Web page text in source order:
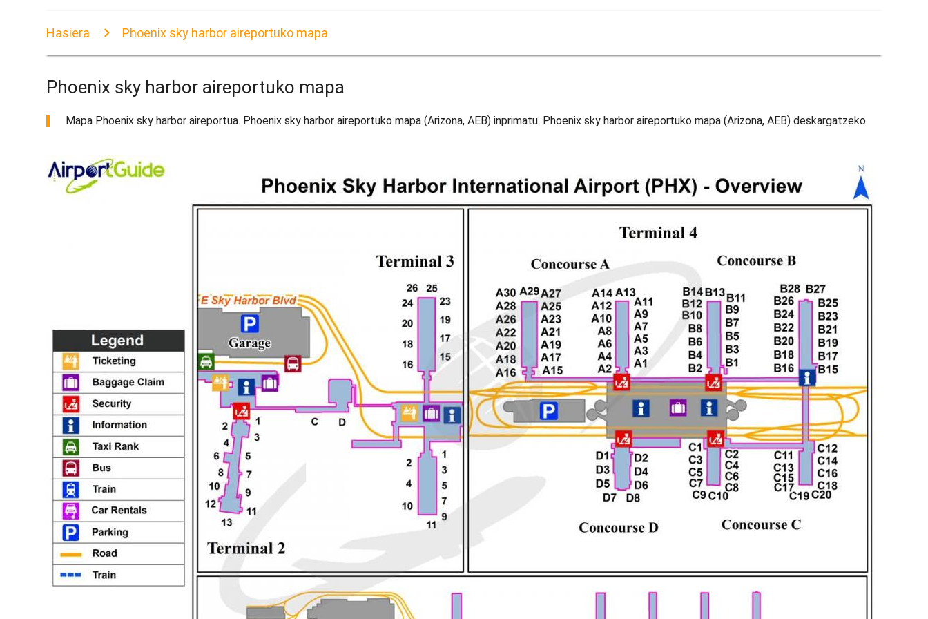
Hasiera Phoenix sky harbor aireportuko mapa
Phoenix sky harbor aireportuko mapa
Mapa Phoenix sky harbor aireportua. Phoenix sky harbor aireportuko mapa (Arizona, AEB) inprimatu. Phoenix sky harbor aireportuko mapa (Arizona, AEB) deskargatzeko.